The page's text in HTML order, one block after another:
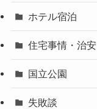
ホテル宿泊
住宅事情・治安
国立公園
失敗談